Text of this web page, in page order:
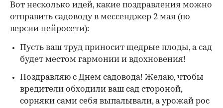
Вот несколько идей, какие поздравления можно
отправить садоводу в мессенджер 2 мая (по
версии нейросети):
Пусть ваш труд приносит щедрые плоды, а сад
будет местом гармонии и вдохновения!
Поздравляю с Днем садовода! Желаю, чтобы
вредители обходили ваш сад стороной,
сорняки сами себя выпалывали, а урожай рос